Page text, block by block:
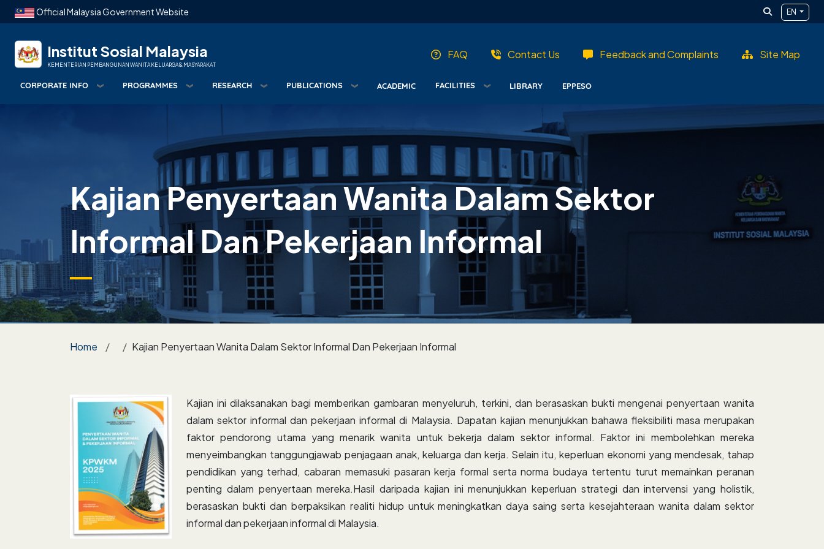
Skip to main content
Official Malaysia Government Website EN
Institut Sosial Malaysia
KEMENTERIAN PEMBANGUNAN WANITA KELUARGA & MASYARAKAT
FAQ Contact Us Feedback and Complaints Site Map
CORPORATE INFO PROGRAMMES RESEARCH PUBLICATIONS ACADEMIC FACILITIES LIBRARY EPPESO
Kajian Penyertaan Wanita Dalam Sektor
Informal Dan Pekerjaan Informal
Breadcrumb
Home Kajian Penyertaan Wanita Dalam Sektor Informal Dan Pekerjaan Informal
Kajian ini dilaksanakan bagi memberikan gambaran menyeluruh, terkini, dan berasaskan bukti mengenai penyertaan wanita
dalam sektor informal dan pekerjaan informal di Malaysia. Dapatan kajian menunjukkan bahawa fleksibiliti masa merupakan
faktor pendorong utama yang menarik wanita untuk bekerja dalam sektor informal. Faktor ini membolehkan mereka
menyeimbangkan tanggungjawab penjagaan anak, keluarga dan kerja. Selain itu, keperluan ekonomi yang mendesak, tahap
pendidikan yang terhad, cabaran memasuki pasaran kerja formal serta norma budaya tertentu turut memainkan peranan
penting dalam penyertaan mereka.Hasil daripada kajian ini menunjukkan keperluan strategi dan intervensi yang holistik,
berasaskan bukti dan berpaksikan realiti hidup untuk meningkatkan daya saing serta kesejahteraan wanita dalam sektor
informal dan pekerjaan informal di Malaysia.